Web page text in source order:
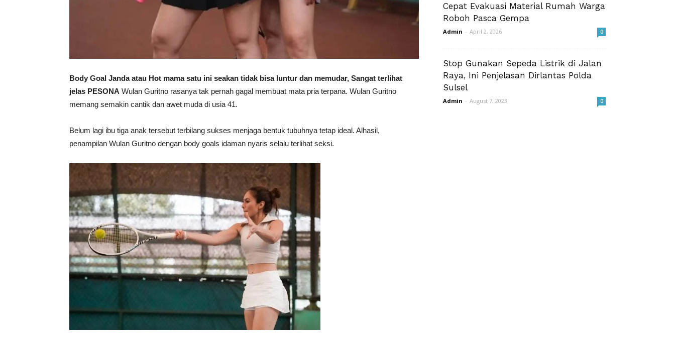
Body Goal Janda atau Hot mama satu ini seakan tidak bisa luntur dan memudar, Sangat terlihat
jelas PESONA Wulan Guritno rasanya tak pernah gagal membuat mata pria terpana. Wulan Guritno
memang semakin cantik dan awet muda di usia 41.
Belum lagi ibu tiga anak tersebut terbilang sukses menjaga bentuk tubuhnya tetap ideal. Alhasil,
penampilan Wulan Guritno dengan body goals idaman nyaris selalu terlihat seksi.
Cepat Evakuasi Material Rumah Warga
Roboh Pasca Gempa
Admin - April 2, 2026 0
Stop Gunakan Sepeda Listrik di Jalan
Raya, Ini Penjelasan Dirlantas Polda
Sulsel
Admin - August 7, 2023 0